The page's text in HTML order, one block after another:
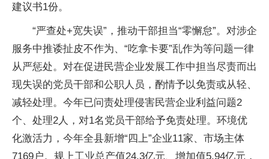
建议书1份。
“严查处+宽失误”，推动干部担当“零懈怠”。对涉企
服务中推诿扯皮不作为、“吃拿卡要”乱作为等问题一律
从严惩处。对在促进民营企业发展工作中担当尽责而出
现失误的党员干部和公职人员，酌情予以免责或从轻、
减轻处理。今年已问责处理侵害民营企业利益问题2
个、处理2人，对1名党员干部给予免责处理。环境优
化激活力，今年全县新增“四上”企业11家、市场主体
7169户。规上工业总产值24.3亿元、增加值5.94亿元，